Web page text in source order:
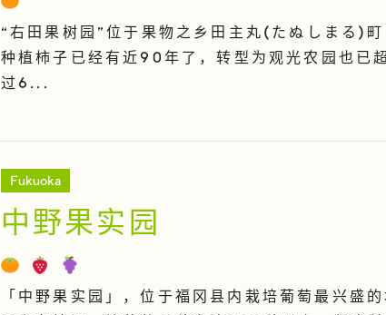
“右田果树园”位于果物之乡田主丸(たぬしまる)
种植柿子已经有近90年了，转型为观光农园也已
过6...
Fukuoka
中野果实园
「中野果实园」，位于福冈县内栽培葡萄最兴盛